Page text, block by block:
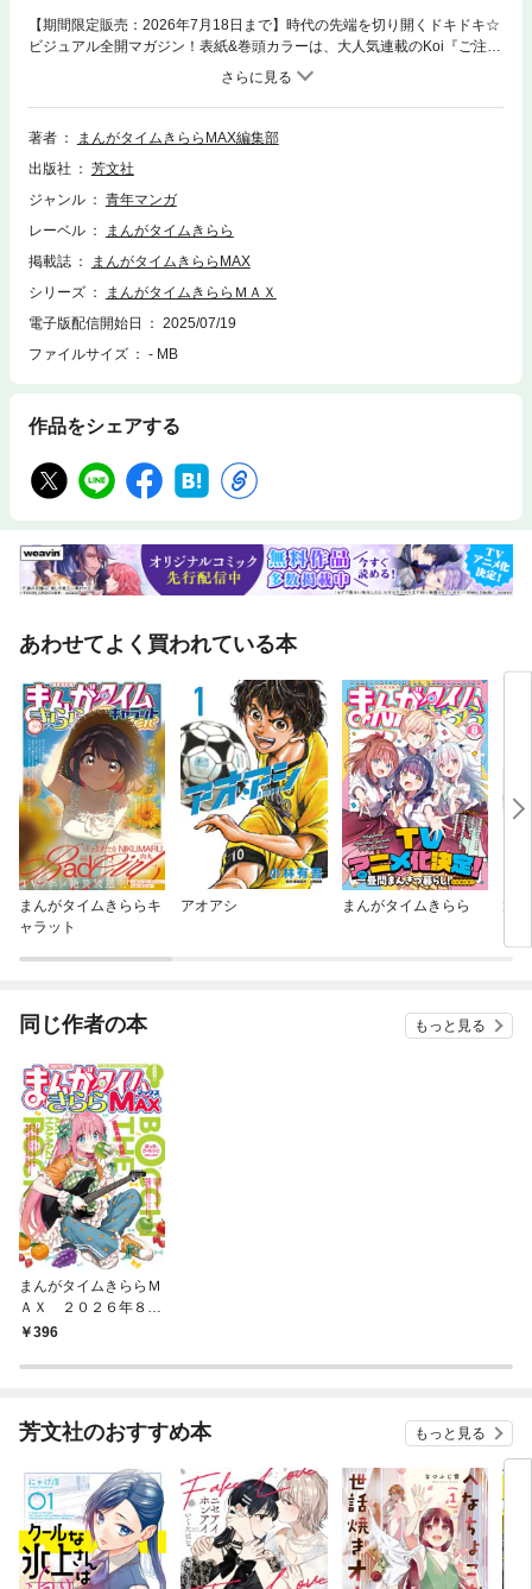
【期間限定販売：2026年7月18日まで】時代の先端を切り開くドキドキ☆
ビジュアル全開マガジン！表紙&巻頭カラーは、大人気連載のKoi『ご注文
はうさぎですか？』！センターカラーは新連載のヒビキさん『わたしにプ
ールは狭すぎた！』と大人気連載のつみきつき『性別不明な殺し屋さんが
カワイすぎる。』と有馬『エイティエイトを２でわって』とスペシャルゲ
ストのリンリココ『桃色カンパネラ』です！※本作品は紙版刊行物を電子
著者
まんがタイムきららMAX編集部
出版社
芳文社
ジャンル
青年マンガ
レーベル
まんがタイムきらら
掲載誌
まんがタイムきららMAX
シリーズ
まんがタイムきららＭＡＸ
電子版配信開始日
2025/07/19
ファイルサイズ
- MB
作品をシェアする
あわせてよく買われている本
まんがタイムきららキ
ャラット
アオアシ まんがタイムきらら 太
同じ作者の本 もっと見る
まんがタイムきららＭ
ＡＸ ２０２６年８月
号396
芳文社のおすすめ本 もっと見る